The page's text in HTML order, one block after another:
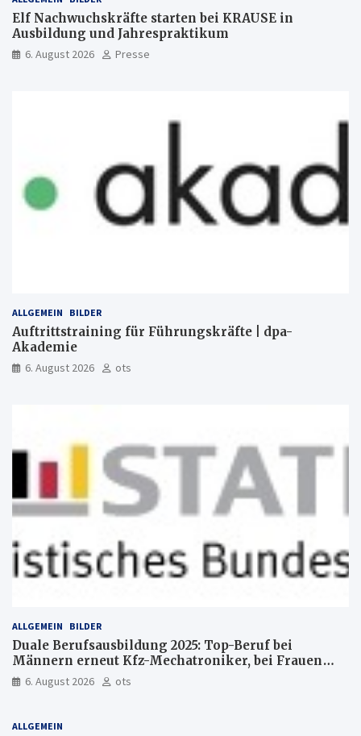
Elf Nachwuchskräfte starten bei KRAUSE in
Ausbildung und Jahrespraktikum
6. August 2026 Presse
ALLGEMEIN BILDER
Auftrittstraining für Führungskräfte | dpa-
Akademie
6. August 2026 ots
ALLGEMEIN BILDER
Duale Berufsausbildung 2025: Top-Beruf bei
Männern erneut Kfz-Mechatroniker, bei Frauen
medizinische Fachangestellte
6. August 2026 ots
ALLGEMEIN